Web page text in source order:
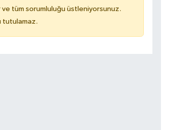
tüm sorumluluğu üstleniyorsunuz.
tutulamaz.